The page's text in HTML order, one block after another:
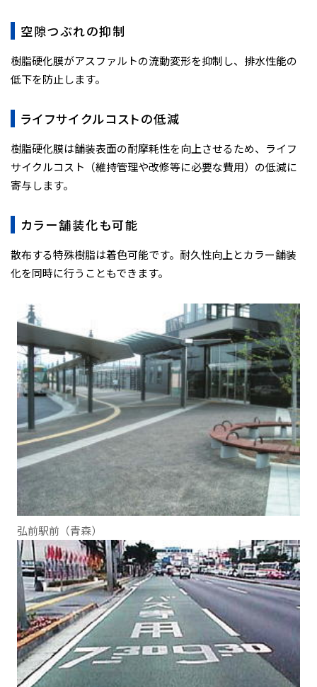
空隙つぶれの抑制
樹脂硬化膜がアスファルトの流動変形を抑制し、排水性能の
低下を防止します。
ライフサイクルコストの低減
樹脂硬化膜は舗装表面の耐摩耗性を向上させるため、ライフ
サイクルコスト（維持管理や改修等に必要な費用）の低減に
寄与します。
カラー舗装化も可能
散布する特殊樹脂は着色可能です。耐久性向上とカラー舗装
化を同時に行うこともできます。
弘前駅前（青森）